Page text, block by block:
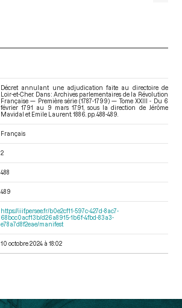
Décret annulant une adjudication faite au directoire de
Loir-et-Cher. Dans : Archives parlementaires de la Révolution
Française — Première série (1787-1799) — Tome XXIII - Du 6
février 1791 au 9 mars 1791
, sous la direction de Jérôme
Mavidal et Emile Laurent. 1886. pp. 488-489.
Français
2
488
489
https://iiif.persee.fr/b0e2cf11-597c-427d-8ac7-
68bcc0acf13b/d26a8915-1b6f-4fbd-83a3-
e78a7d8f2eae/manifest
10 octobre 2024 à 18:02